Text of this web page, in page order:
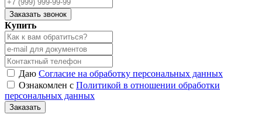
Заказать звонок
Купить
Даю Согласие на обработку персональных данных
Ознакомлен с Политикой в отношении обработки
персональных данных